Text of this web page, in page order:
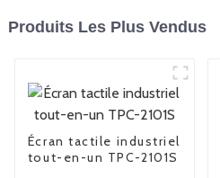
Produits Les Plus Vendus
Écran tactile industriel
tout-en-un TPC-2101S